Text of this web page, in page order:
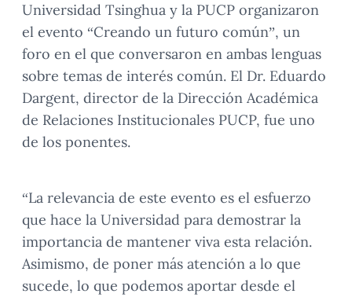
Universidad Tsinghua y la PUCP organizaron
el evento “Creando un futuro común”, un
foro en el que conversaron en ambas lenguas
sobre temas de interés común. El Dr. Eduardo
Dargent, director de la Dirección Académica
de Relaciones Institucionales PUCP, fue uno
de los ponentes.
“La relevancia de este evento es el esfuerzo
que hace la Universidad para demostrar la
importancia de mantener viva esta relación.
Asimismo, de poner más atención a lo que
sucede, lo que podemos aportar desde el